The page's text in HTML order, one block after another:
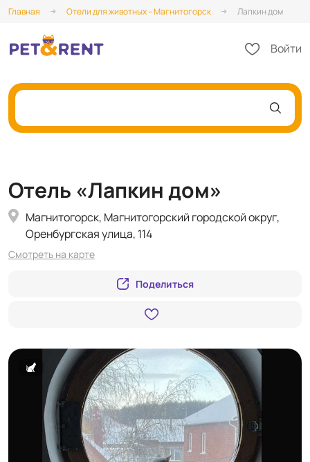
Главная Отели для животных – Магнитогорск Лапкин дом
Войти
Отель «Лапкин дом»
Магнитогорск, Магнитогорский городской округ,
Оренбургская улица, 114
Смотреть на карте
Поделиться